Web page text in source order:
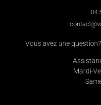
04
Vous avez une
Mardi-